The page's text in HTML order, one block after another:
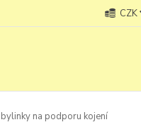
CZK
na podporu kojení